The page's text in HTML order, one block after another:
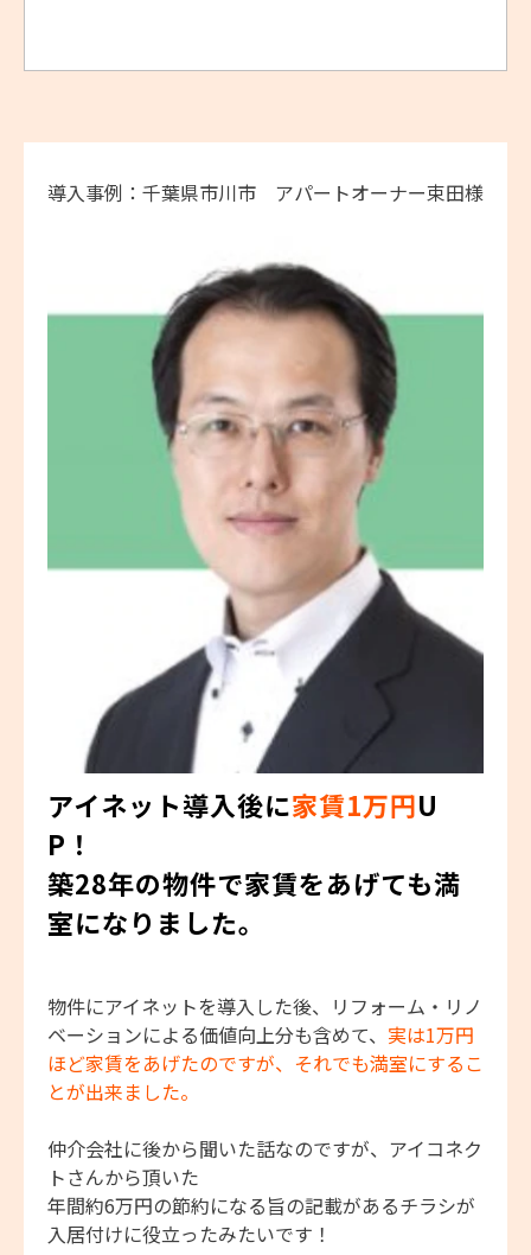
導入事例：千葉県市川市 アパートオーナー束田様
アイネット導入後に家賃1万円U
P！
築28年の物件で家賃をあげても満
室になりました。
物件にアイネットを導入した後、リフォーム・リノ
ベーションによる価値向上分も含めて、 実は1万円
ほど家賃をあげたのですが、それでも満室にするこ
とが出来ました。
仲介会社に後から聞いた話なのですが、アイコネク
トさんから頂いた
年間約6万円の節約になる旨の記載があるチラシが
入居付けに役立ったみたいです！